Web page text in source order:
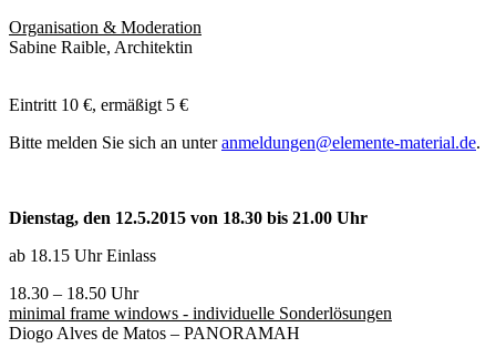
Organisation & Moderation
Sabine Raible, Architektin
Eintritt 10 €, ermäßigt 5 €
Bitte melden Sie sich an unteranmeldungen@elemente-material.de.
Dienstag, den 12.5.2015 von 18.30 bis 21.00 Uhr
ab 18.15 Uhr Einlass
18.30 – 18.50 Uhr
minimal frame windows - individuelle Sonderlösungen
Diogo Alves de Matos – PANORAMAH